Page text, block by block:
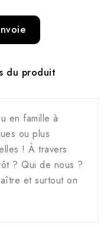
du produit
en famille à
ou plus
! À travers
? Qui de nous ?
et surtout on